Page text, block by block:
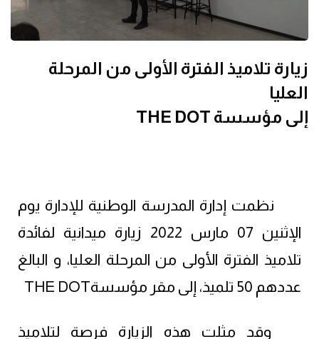
زيارة تلاميذ الفترة الأولى من المرحلة
العليا
إلى مؤسسة THE DOT
نظمت إدارة المدرسة الوطنية للإدارة يوم
الإثنين 07 مارس 2022 زيارة ميدانية لفائدة
تلاميذ الفترة الأولى من المرحلة العليا، و البالغ
عددهم 50 تلميذ، إلى مقر مؤسسةTHE DOT
وقد مثلت هذه الزيارة فرصة لتلاميذ